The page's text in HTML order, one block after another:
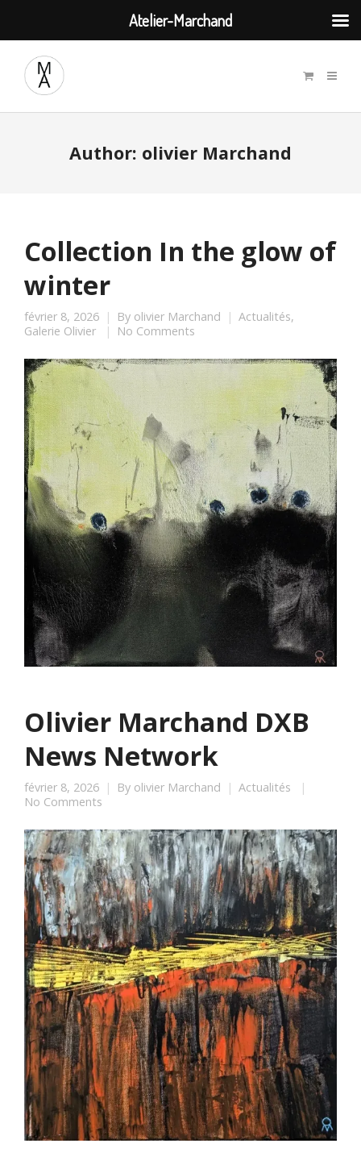
Author: olivier Marchand
Collection In the glow of
winter
février 8, 2026 By olivier Marchand Actualités,
Galerie Olivier
No Comments
Olivier Marchand DXB
News Network
février 8, 2026 By olivier Marchand
Actualités
No Comments
Atelier-Marchand